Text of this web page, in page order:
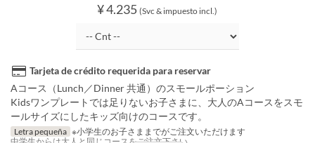
¥ 4.235 (Svc & impuesto incl.)
Tarjeta de crédito requerida para reservar
Aコース（Lunch／Dinner 共通）のスモールポーション
Kidsワンプレートでは足りないお子さまに、大人のAコースをスモ
ールサイズにしたキッズ向けのコースです。
Letra pequeña ※小学生のお子さままでがご注文いただけます